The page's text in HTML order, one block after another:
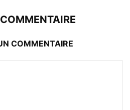
COMMENTAIRE